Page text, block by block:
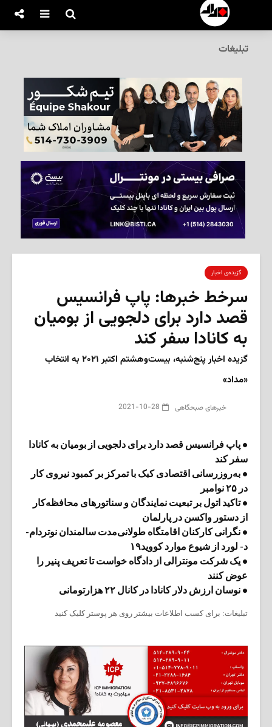
تبلیغات
گزیده‌ی‌ اخبار
سرخط خبرها: پاپ فرانسیس
قصد دارد برای دلجویی از بومیان
به کانادا سفر کند
گزیده اخبار پنج‌شنبه، بیست‌وهشتم اکتبر ۲۰۲۱ به انتخاب
«مداد»
‌خبرهای صبحگاهی 2021-10-28
• پاپ فرانسیس قصد دارد برای دلجویی از بومیان به کانادا
سفر کند
• به‌روزرسانی اقتصادی کبک با تمرکز بر کمبود نیروی کار
در ۲۵ نوامبر
• تاکید اتول بر تبعیت نمایندگان و سناتورهای محافظه‌کار
از دستور واکسن در پارلمان
• نگرانی کارکنان اقامتگاه طولانی‌مدت سالمندان نوتردام-
د- لورد از شیوع موارد کووید۱۹
• یک شرکت مونترالی از دادگاه خواست تا تعریف پنیر را
عوض کنند
• نوسان ارزش دلار کانادا در کانال ۲۲ هزارتومانی
تبلیغات: برای کسب اطلاعات بیشتر روی هر پوستر کلیک کنید